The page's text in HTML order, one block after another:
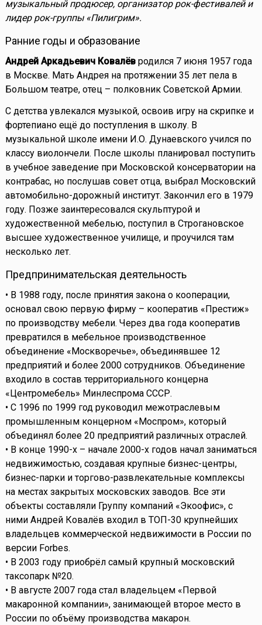
музыкальный продюсер, организатор рок-фестивалей и
лидер рок-группы «Пилигрим».
Ранние годы и образование
Андрей Аркадьевич Ковалёвродился 7 июня 1957 года
в Москве. Мать Андрея на протяжении 35 лет пела в
Большом театре, отец – полковник Советской Армии.
С детства увлекался музыкой, освоив игру на скрипке и
фортепиано ещё до поступления в школу. В
музыкальной школе имени И.О. Дунаевского учился по
классу виолончели. После школы планировал поступить
в учебное заведение при Московской консерватории на
контрабас, но послушав совет отца, выбрал Московский
автомобильно-дорожный институт. Закончил его в 1979
году. Позже заинтересовался скульптурой и
художественной мебелью, поступил в Строгановское
высшее художественное училище, и проучился там
несколько лет.
Предпринимательская деятельность
• В 1988 году, после принятия закона о кооперации,
основал свою первую фирму – кооператив «Престиж»
по производству мебели. Через два года кооператив
превратился в мебельное производственное
объединение «Москворечье», объединявшее 12
предприятий и более 2000 сотрудников. Объединение
входило в состав территориального концерна
«Центромебель» Минлеспрома СССР.
• С 1996 по 1999 год руководил межотраслевым
промышленным концерном «Моспром», который
объединял более 20 предприятий различных отраслей.
• В конце 1990-х – начале 2000-х годов начал заниматься
недвижимостью, создавая крупные бизнес-центры,
бизнес-парки и торгово-развлекательные комплексы
на местах закрытых московских заводов. Все эти
объекты составляли Группу компаний «Экоофис», с
ними Андрей Ковалёв входил в ТОП-30 крупнейших
владельцев коммерческой недвижимости в России по
версии Forbes.
• В 2003 году приобрёл самый крупный московский
таксопарк №20.
• В августе 2007 года стал владельцем «Первой
макаронной компании», занимающей второе место в
России по объёму производства макарон.